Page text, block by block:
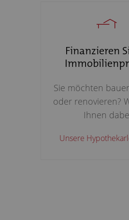
Finanzieren
Sie möchten
oder renovieren?
Ihnen
Unsere